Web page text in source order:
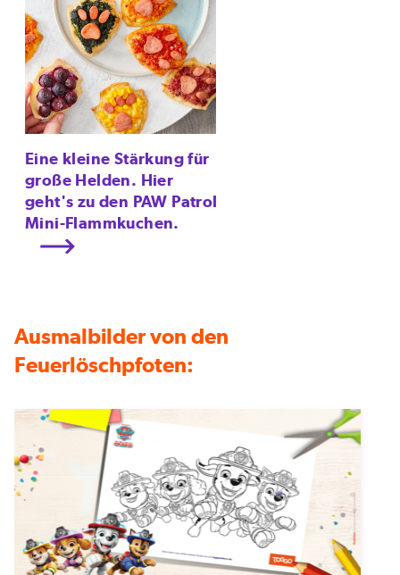
Eine kleine Stärkung für
große Helden. Hier
geht's zu den PAW Patrol
Mini-Flammkuchen.
Ausmalbilder von den
Feuerlöschpfoten: